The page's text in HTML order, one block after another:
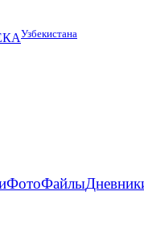
Узбекистана
ФотоФайлы